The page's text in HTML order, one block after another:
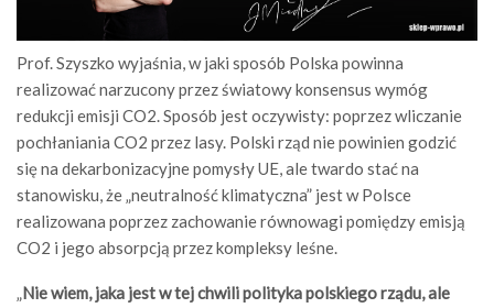
Prof. Szyszko wyjaśnia, w jaki sposób Polska powinna
realizować narzucony przez światowy konsensus wymóg
redukcji emisji CO2. Sposób jest oczywisty: poprzez wliczanie
pochłaniania CO2 przez lasy. Polski rząd nie powinien godzić
się na dekarbonizacyjne pomysły UE, ale twardo stać na
stanowisku, że „neutralność klimatyczna” jest w Polsce
realizowana poprzez zachowanie równowagi pomiędzy emisją
CO2 i jego absorpcją przez kompleksy leśne.
„Nie wiem, jaka jest w tej chwili polityka polskiego rządu, ale